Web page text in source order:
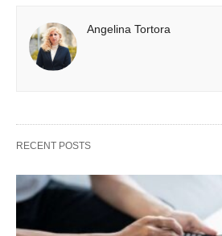
Angelina Tortora
RECENT POSTS